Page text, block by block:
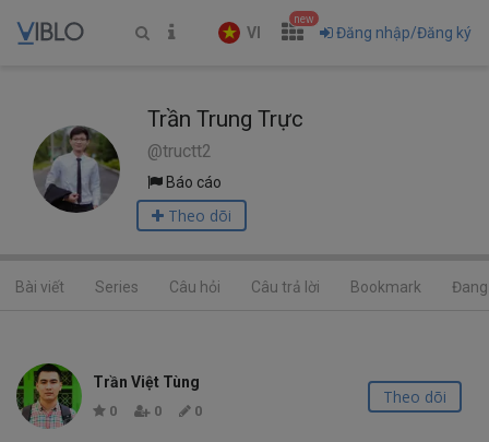
VI
new
Đăng nhập/Đăng ký
Trần Trung Trực
@tructt2
Báo cáo
Theo dõi
Bài viết Series Câu hỏi Câu trả lời Bookmark
Trần Việt Tùng
0 0 0
Theo dõi